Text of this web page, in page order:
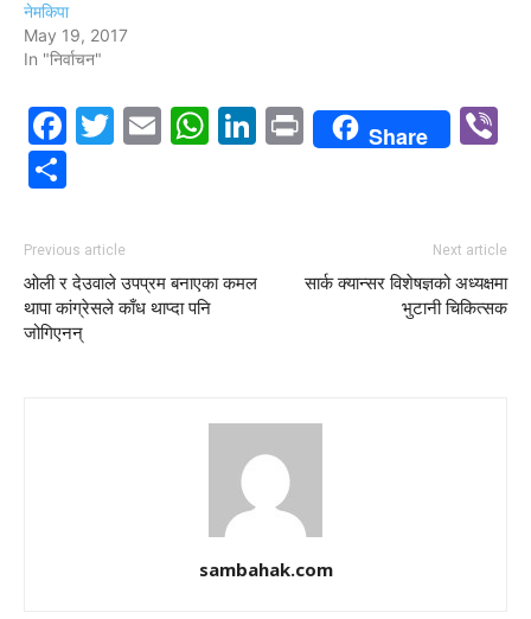
नेमकिपा
May 19, 2017
In "निर्वाचन"
Facebook
Twitter
EmailWhatsApp
LinkedIn
PrintShare
Previous article
ओली र देउवाले उपप्रम बनाएका कमल
थापा कांग्रेसले काँध थाप्दा पनि
जोगिएनन्
Next article
सार्क क्यान्सर विशेषज्ञको अध्यक्षमा
भुटानी चिकित्सक
sambahak.com